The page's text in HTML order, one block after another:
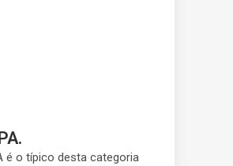
é o típico desta categoria